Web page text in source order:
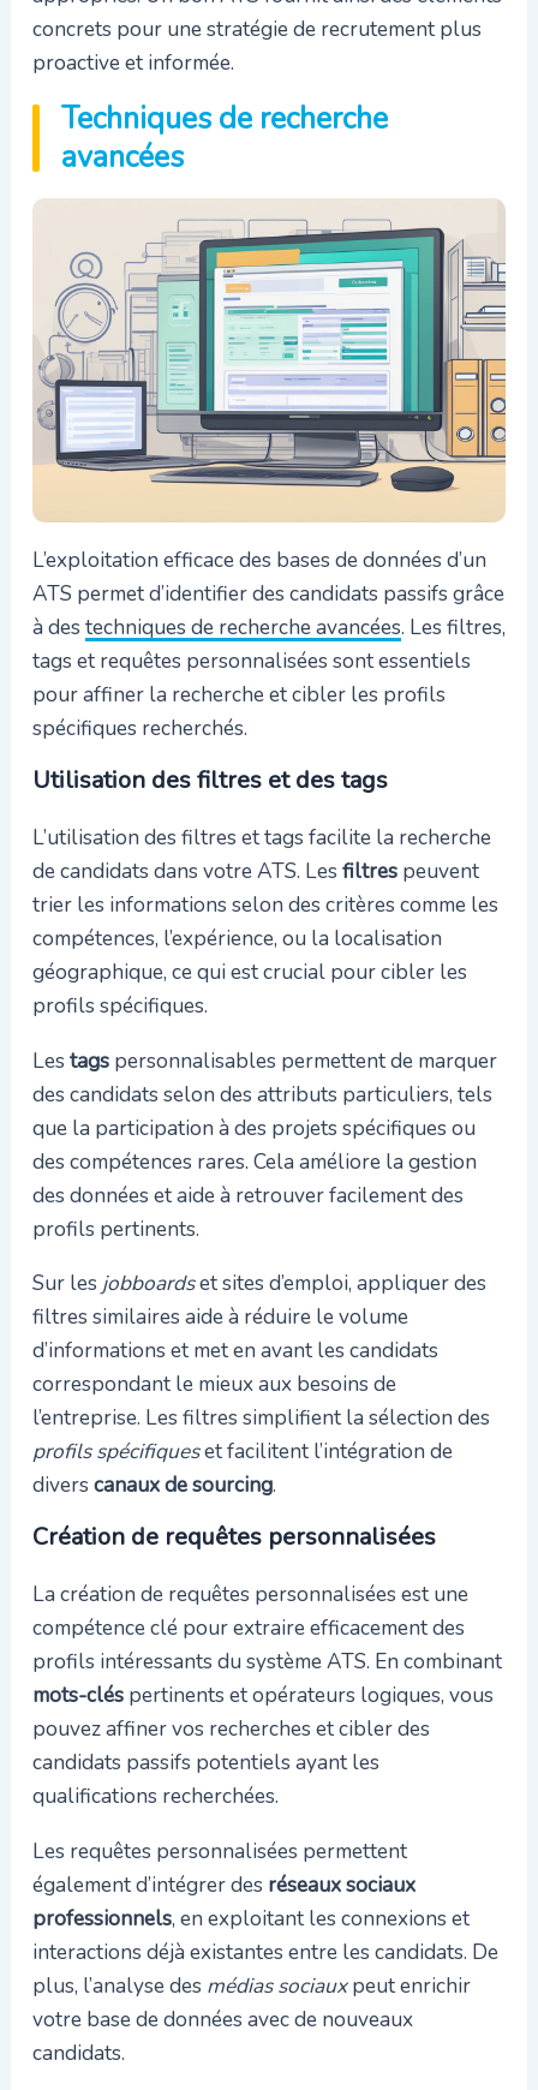
concrets pour une stratégie de recrutement plus
proactive et informée.
Techniques de recherche
avancées
L’exploitation efficace des bases de données d’un
ATS permet d’identifier des candidats passifs grâce
à des techniques de recherche avancées. Les filtres,
tags et requêtes personnalisées sont essentiels
pour affiner la recherche et cibler les profils
spécifiques recherchés.
Utilisation des filtres et des tags
L’utilisation des filtres et tags facilite la recherche
de candidats dans votre ATS. Les filtrespeuvent
trier les informations selon des critères comme les
compétences, l’expérience, ou la localisation
géographique, ce qui est crucial pour cibler les
profils spécifiques.
Les tagspersonnalisables permettent de marquer
des candidats selon des attributs particuliers, tels
que la participation à des projets spécifiques ou
des compétences rares. Cela améliore la gestion
des données et aide à retrouver facilement des
profils pertinents.
Sur les jobboardset sites d’emploi, appliquer des
filtres similaires aide à réduire le volume
d’informations et met en avant les candidats
correspondant le mieux aux besoins de
l’entreprise. Les filtres simplifient la sélection des
profils spécifiqueset facilitent l’intégration de
divers canaux de sourcing.
Création de requêtes personnalisées
La création de requêtes personnalisées est une
compétence clé pour extraire efficacement des
profils intéressants du système ATS. En combinant
mots-cléspertinents et opérateurs logiques, vous
pouvez affiner vos recherches et cibler des
candidats passifs potentiels ayant les
qualifications recherchées.
Les requêtes personnalisées permettent
également d’intégrer des réseaux sociaux
professionnels, en exploitant les connexions et
interactions déjà existantes entre les candidats. De
plus, l’analyse des médias sociauxpeut enrichir
votre base de données avec de nouveaux
candidats.